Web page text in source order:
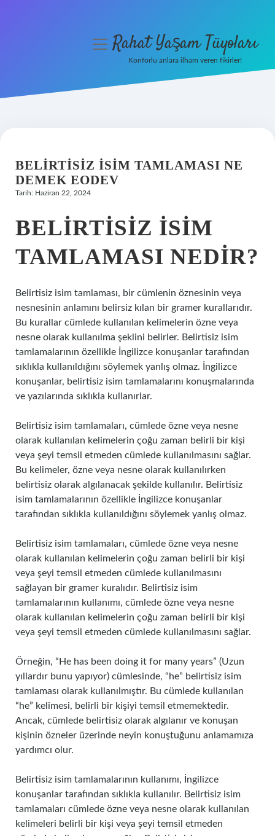
Hakkımızda
menüyüRahat Yaşam Tüyoları
Konforlu anlara ilham veren fikirler!
BELIRTISIZ ISIM TAMLAMASI NE
DEMEK EODEV
Tarih: Haziran 22, 2024
BELIRTISIZ İSIM
TAMLAMASI NEDIR?
Belirtisiz isim tamlaması, bir cümlenin öznesinin veya
nesnesinin anlamını belirsiz kılan bir gramer kurallarıdır.
Bu kurallar cümlede kullanılan kelimelerin özne veya
nesne olarak kullanılma şeklini belirler. Belirtisiz isim
tamlamalarının özellikle İngilizce konuşanlar tarafından
sıklıkla kullanıldığını söylemek yanlış olmaz. İngilizce
konuşanlar, belirtisiz isim tamlamalarını konuşmalarında
ve yazılarında sıklıkla kullanırlar.
Belirtisiz isim tamlamaları, cümlede özne veya nesne
olarak kullanılan kelimelerin çoğu zaman belirli bir kişi
veya şeyi temsil etmeden cümlede kullanılmasını sağlar.
Bu kelimeler, özne veya nesne olarak kullanılırken
belirtisiz olarak algılanacak şekilde kullanılır. Belirtisiz
isim tamlamalarının özellikle İngilizce konuşanlar
tarafından sıklıkla kullanıldığını söylemek yanlış olmaz.
Belirtisiz isim tamlamaları, cümlede özne veya nesne
olarak kullanılan kelimelerin çoğu zaman belirli bir kişi
veya şeyi temsil etmeden cümlede kullanılmasını
sağlayan bir gramer kuralıdır. Belirtisiz isim
tamlamalarının kullanımı, cümlede özne veya nesne
olarak kullanılan kelimelerin çoğu zaman belirli bir kişi
veya şeyi temsil etmeden cümlede kullanılmasını sağlar.
Örneğin, “He has been doing it for many years” (Uzun
yıllardır bunu yapıyor) cümlesinde, “he” belirtisiz isim
tamlaması olarak kullanılmıştır. Bu cümlede kullanılan
“he” kelimesi, belirli bir kişiyi temsil etmemektedir.
Ancak, cümlede belirtisiz olarak algılanır ve konuşan
kişinin özneler üzerinde neyin konuştuğunu anlamamıza
yardımcı olur.
Belirtisiz isim tamlamalarının kullanımı, İngilizce
konuşanlar tarafından sıklıkla kullanılır. Belirtisiz isim
tamlamaları cümlede özne veya nesne olarak kullanılan
kelimeleri belirli bir kişi veya şeyi temsil etmeden